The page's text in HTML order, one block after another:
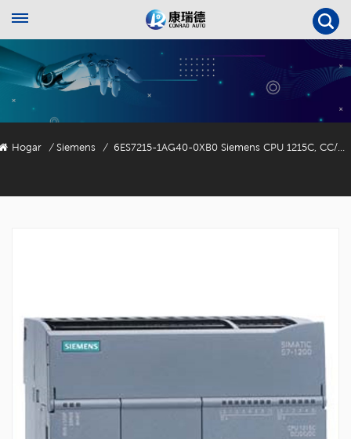
Hogar / Siemens /